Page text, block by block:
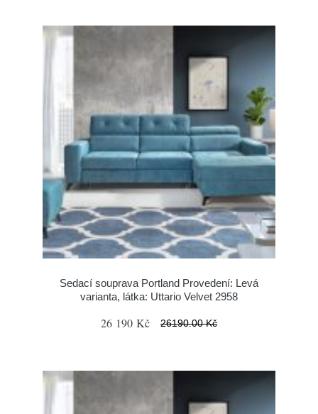
Sedací souprava Portland Provedení: Levá
varianta, látka: Uttario Velvet 2958
26 190 Kč 26190.00 Kč